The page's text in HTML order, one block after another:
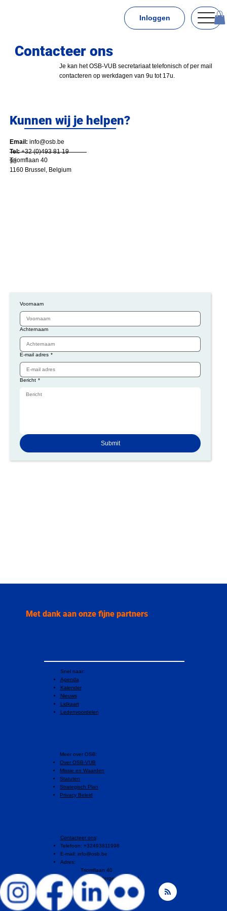
Inloggen
Contacteer ons
Je kan het OSB-VUB secretariaat telefonisch of per mail
contacteren op werkdagen van 9u tot 17u.
Kunnen wij je helpen?
Email: info@osb.be
Tel:+32 (0)493 81 19
98
Triomflaan 40
1160 Brussel, Belgium
Voornaam
Achternaam
E-mail adres *
Bericht *
Submit
Met dank aan onze fijne partners
Snel naar:
Agenda
Kalender
Nieuws
Lidkaart
Ledenvoordelen
​Meer over OSB:
Over OSB-VUB
Missie en Waarden
Statuten
Strategisch Plan
Privacy Beleid
Contacteer ons:
Telefoon: +32493811998
E-mail: info@osb.be
Adres:
Triomflaan 40
1160 Oudergem, Brussel